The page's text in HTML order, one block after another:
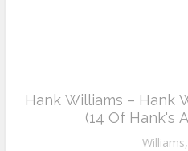
Hank Williams – Hank
(14 Of Hank's